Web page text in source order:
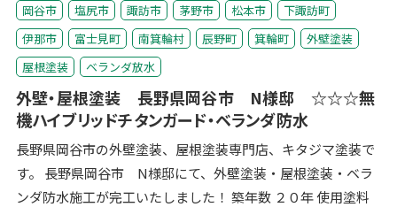
岡谷市 塩尻市 諏訪市 茅野市 松本市
下諏訪町
伊那市
富士見町 南箕輪村 辰野町 箕輪町
外壁塗装
屋根塗装
ベランダ放水
外壁・屋根塗装 長野県岡谷市 N様邸 ☆☆☆無
機ハイブリッドチタンガード・ベランダ防水
長野県岡谷市の外壁塗装、屋根塗装専門店、キタジマ塗装で
す。 長野県岡谷市 N様邸にて、外壁塗装・屋根塗装・ベラ
ンダ防水施工が完工いたしました！ 築年数 ２０年 使用塗料